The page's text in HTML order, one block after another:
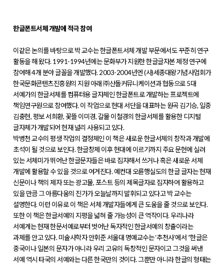
한글폰트서체 개발에 적극 참여
이같은 논의를 바탕으로 박 교수는 한글폰트서체 개발 부문에서도 꾸준히 연구
활동을 해 왔다. 1991-1994년에는 문화부가 지원한 한글글자본 제정 연구에
참여해 4개 분야 글꼴을 개발했다. 2003-2004년엔 (사)세종대왕기념사업회가
한국문화콘텐츠진흥원의 지원 아래 ㈜산돌커뮤니케이션과 협동으로 5대
서예가의 한글서체를 컴퓨터용 글자체인 한글폰트로 개발하는 프로젝트에
책임연구원으로 참여했다. 이 작업으로 현대 서단을 대표하는 원곡 김기승, 일중
김충현, 평보 서희환, 꽃뜰 이미경, 갈물 이철경의 한글서체를 활용한 디지털
글자체가 개발되어 현재 널리 사용되고 있다.
박병천 교수의 평생 작업의 결정체인 이 책은 새로운 한글서체의 창작과 개발에
초석이 될 것으로 보인다. 한글창제 이후 현대에 이르기까지 주요 문헌에 실려
있는 서체미가 뛰어난 한글문자들은 바로 집자해서 쓰거나 혹은 새로운 서체
개발에 활용할 수 있을 것으로 여겨진다. 예컨대 오륜행실도의 한글 글자는 현재
신문이나 책의 제자 또는 광고물, 포스트 등의 제목글자로 집자하여 활용하고
있을 만큼 그 아름다움의 진가가 오늘날까지 발휘되고 있다고 박 교수는
설명한다. 이런 이유로 이 책은 서체 개발자들에게 큰 도움을 줄 것으로 보인다.
또한 이 책은 한글서예의 지평을 넓혀 줄 가능성이 큰 역작이다. 우리나라
서예계는 현재 한문서예로부터 벗어난 독자적인 한글서예의 창출이라는
과제를 안고 있다. 미술사학자 안휘준 서울대 명예교수는 ‘추천사’에서 “한글은
중국이나 일본의 문자가 아니라 우리 고유의 독창적인 문자이고 그것을 써낸
서예 역시 타국의 서예와는 다른 한국만의 것이다. 그뿐만 아니라 한글의 형태는